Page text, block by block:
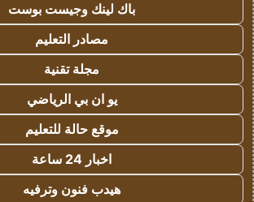
باك لينك وجيست بوست
مصادر التعليم
مجلة تقنية
يو ان بي الرياضي
موقع حالة للتعليم
اخبار 24 ساعة
هيدب فنون وترفيه